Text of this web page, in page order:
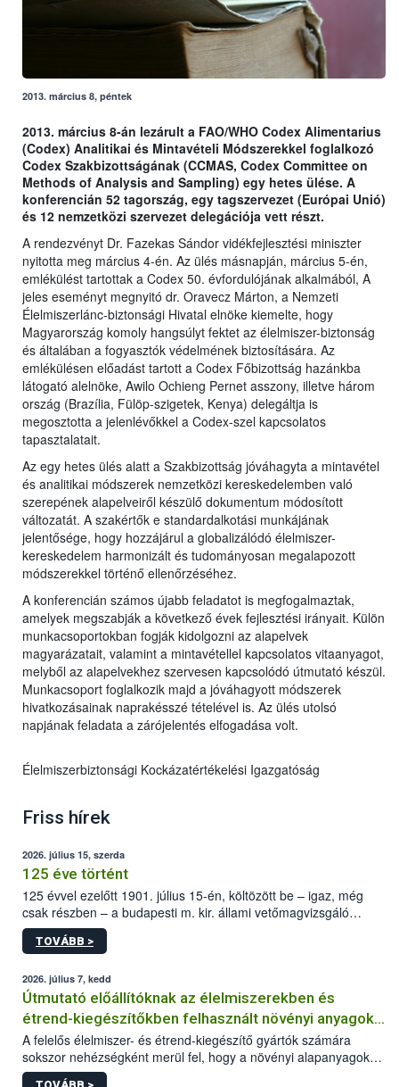
2013. március 8, péntek
2013. március 8-án lezárult a FAO/WHO Codex Alimentarius
(Codex) Analitikai és Mintavételi Módszerekkel foglalkozó
Codex Szakbizottságának (CCMAS, Codex Committee on
Methods of Analysis and Sampling) egy hetes ülése. A
konferencián 52 tagország, egy tagszervezet (Európai Unió)
és 12 nemzetközi szervezet delegációja vett részt.
A rendezvényt Dr. Fazekas Sándor vidékfejlesztési miniszter
nyitotta meg március 4-én. Az ülés másnapján, március 5-én,
emlékülést tartottak a Codex 50. évfordulójának alkalmából, A
jeles eseményt megnyitó dr. Oravecz Márton, a Nemzeti
Élelmiszerlánc-biztonsági Hivatal elnöke kiemelte, hogy
Magyarország komoly hangsúlyt fektet az élelmiszer-biztonság
és általában a fogyasztók védelmének biztosítására. Az
emlékülésen előadást tartott a Codex Főbizottság hazánkba
látogató alelnöke, Awilo Ochieng Pernet asszony, illetve három
ország (Brazília, Fülöp-szigetek, Kenya) delegáltja is
megosztotta a jelenlévőkkel a Codex-szel kapcsolatos
tapasztalatait.
Az egy hetes ülés alatt a Szakbizottság jóváhagyta a mintavétel
és analitikai módszerek nemzetközi kereskedelemben való
szerepének alapelveiről készülő dokumentum módosított
változatát. A szakértők e standardalkotási munkájának
jelentősége, hogy hozzájárul a globalizálódó élelmiszer-
kereskedelem harmonizált és tudományosan megalapozott
módszerekkel történő ellenőrzéséhez.
A konferencián számos újabb feladatot is megfogalmaztak,
amelyek megszabják a következő évek fejlesztési irányait. Külön
munkacsoportokban fogják kidolgozni az alapelvek
magyarázatait, valamint a mintavétellel kapcsolatos vitaanyagot,
melyből az alapelvekhez szervesen kapcsolódó útmutató készül.
Munkacsoport foglalkozik majd a jóváhagyott módszerek
hivatkozásainak naprakésszé tételével is. Az ülés utolsó
napjának feladata a zárójelentés elfogadása volt.
Élelmiszerbiztonsági Kockázatértékelési Igazgatóság
Friss hírek
2026. július 15, szerda
125 éve történt
125 évvel ezelőtt 1901. július 15-én, költözött be – igaz, még
csak részben – a budapesti m. kir. állami vetőmagvizsgáló
állomás a Kis Rókus utca 15. szám alatti, Czigler Győző által
tervezett új épületébe.
TOVÁBB >
2026. július 7, kedd
Útmutató előállítóknak az élelmiszerekben és
étrend-kiegészítőkben felhasznált növényi anyagok,
növényi kivonatok élelmiszer-biztonsági
kockázatértékeléséhez szükséges adatbázisokról
A felelős élelmiszer- és étrend-kiegészítő gyártók számára
sokszor nehézségként merül fel, hogy a növényi alapanyagok
és kivonatok, melyek jelenleg uniós szinten nem szabályozottak,